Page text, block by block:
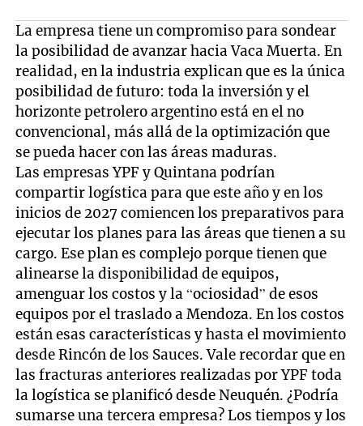
La empresa tiene un compromiso para sondear
la posibilidad de avanzar hacia Vaca Muerta. En
realidad, en la industria explican que es la única
posibilidad de futuro: toda la inversión y el
horizonte petrolero argentino está en el no
convencional, más allá de la optimización que
se pueda hacer con las áreas maduras.
Las empresas YPF y Quintana podrían
compartir logística para que este año y en los
inicios de 2027 comiencen los preparativos para
ejecutar los planes para las áreas que tienen a su
cargo. Ese plan es complejo porque tienen que
alinearse la disponibilidad de equipos,
amenguar los costos y la “ociosidad” de esos
equipos por el traslado a Mendoza. En los costos
están esas características y hasta el movimiento
desde Rincón de los Sauces. Vale recordar que en
las fracturas anteriores realizadas por YPF toda
la logística se planificó desde Neuquén. ¿Podría
sumarse una tercera empresa? Los tiempos y los